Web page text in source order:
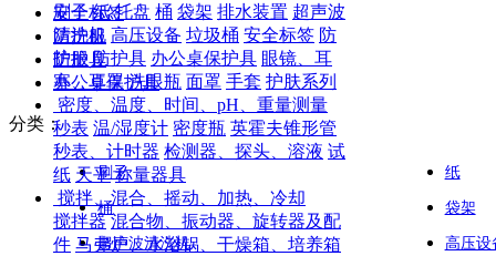
刷子 纸 托盘 桶 袋架 排水装置 超声波
清洗机 高压设备 垃圾桶 安全标签 防
护服 防护具 办公桌保护具 眼镜、耳
塞、耳罩 洗眼瓶 面罩 手套 护肤系列
密度、温度、时间、pH、重量测量
秒表 温/湿度计 密度瓶 英霍夫锥形管
秒表、计时器 检测器、探头、溶液 试
纸 天平 称量器具
搅拌、混合、摇动、加热、冷却
搅拌器 混合物、振动器、旋转器及配
件 马弗炉、水浴锅、干燥箱、培养箱
安全标签
防护服
防护具
办公桌保护具
分类：
刷子 纸
桶 袋架
超声波清洗机 高压设